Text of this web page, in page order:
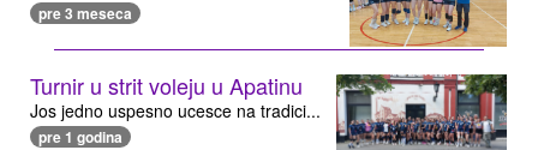
pre 3 meseca
Turnir u strit voleju u Apatinu
Jos jedno uspesno ucesce na tradici...
pre 1 godina